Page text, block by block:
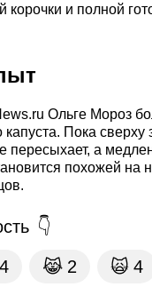
корочки и полной
Ольге Мороз
Пока сверху
пересыхает, а
похожей на
4 😹 2 🙀 4